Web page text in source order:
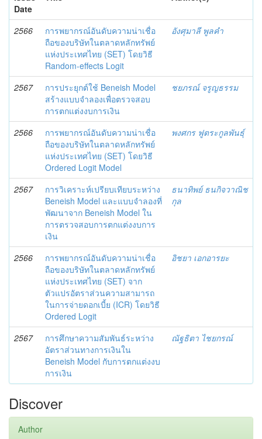
Date
2566
การพยากรณ์อันดับความน่าเชื่อ
ถือของบริษัทในตลาดหลักทรัพย์
แห่งประเทศไทย (SET) โดยวิธี
Random-effects Logit
อังศุมาลี พูลคำ
2567
การประยุกต์ใช้ Beneish Model
สร้างแบบจำลองเพื่อตรวจสอบ
การตกแต่งงบการเงิน
ชยภรณ์ จรูญธรรม
2566
การพยากรณ์อันดับความน่าเชื่อ
ถือของบริษัทในตลาดหลักทรัพย์
แห่งประเทศไทย (SET) โดยวิธี
Ordered Logit Model
พงศกร ฟูตระกูลพันธุ์
2567
การวิเคราะห์เปรียบเทียบระหว่าง
Beneish Model และแบบจำลองที่
พัฒนาจาก Beneish Model ใน
การตรวจสอบการตกแต่งงบการ
เงิน
ธนาทิพย์ ธนกิจวาณิช
กุล
2566
การพยากรณ์อันดับความน่าเชื่อ
ถือของบริษัทในตลาดหลักทรัพย์
แห่งประเทศไทย (SET) จาก
ตัวแปรอัตราส่วนความสามารถ
ในการจ่ายดอกเบี้ย (ICR) โดยวิธี
Ordered Logit
อิชยา เอกอารยะ
2567
การศึกษาความสัมพันธ์ระหว่าง
อัตราส่วนทางการเงินใน
Beneish Model กับการตกแต่งงบ
การเงิน
ณัฐธิตา ไชยกรณ์
Discover
Author